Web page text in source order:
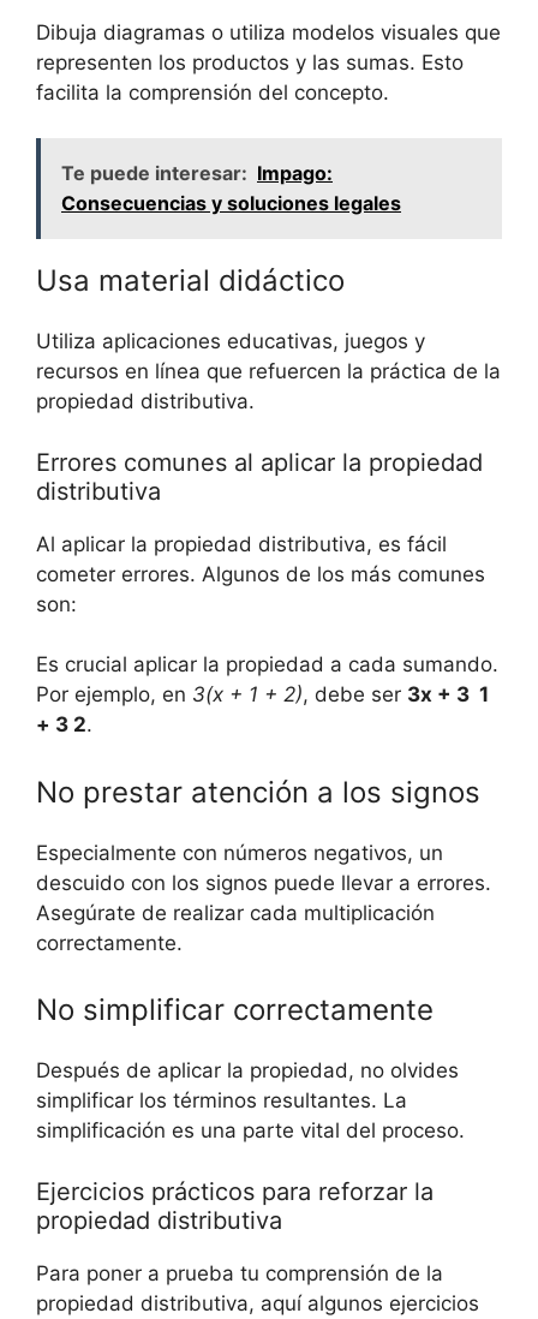
Dibuja diagramas o​ utiliza modelos visuales que
representen los productos‌ y las⁣ sumas. Esto
facilita la comprensión del concepto.
Te puede interesar: Impago:
Consecuencias y soluciones legales
‍Usa material didáctico
Utiliza aplicaciones ‍educativas, juegos ⁣y
recursos en ​línea ‌que‍ refuercen la práctica de la
propiedad​ distributiva.
Errores‍ comunes al⁤ aplicar‍ la⁣ propiedad
distributiva
Al aplicar la propiedad ⁢distributiva,​ es fácil​
cometer errores. Algunos de los ⁣más comunes
son:
Es ‌crucial aplicar ​la propiedad a cada sumando.
Por ejemplo, en​ 3(x + 1 +​ 2), debe ser 3x + 3 ⁣ 1
+​ 3 2.
No⁣ prestar atención a ⁤los⁣ signos
Especialmente con números negativos, ​un
descuido con ‌los⁤ signos puede llevar ⁢a errores.
Asegúrate de realizar cada multiplicación
correctamente.
‌No simplificar ⁤correctamente
Después ⁤de aplicar la propiedad, no olvides
simplificar⁤ los términos ‌resultantes. La
simplificación es una parte vital del ‌proceso.
Ejercicios⁢ prácticos para reforzar la
propiedad ​distributiva
Para poner a prueba tu‌ comprensión de ⁣la
propiedad distributiva, ​aquí algunos ejercicios